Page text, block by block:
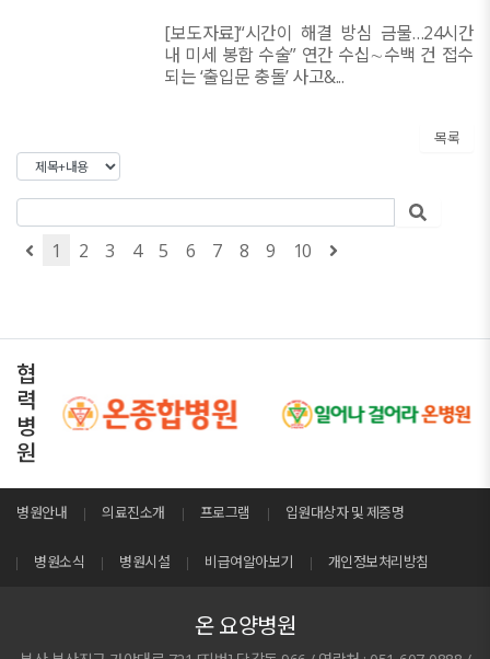
[보도자료]​“시간이 해결 방심 금물…24시간
내 미세 봉합 수술” 연간 수십∼수백 건 접수
되는 ‘출입문 충돌’ 사고&...
목록
1 2 3 4 5 6 7 8 9 10
협
력
병
원
병원안내 의료진소개 프로그램 입원대상자 및 제증명
병원소식 병원시설 비급여알아보기 개인정보처리방침
온 요양병원